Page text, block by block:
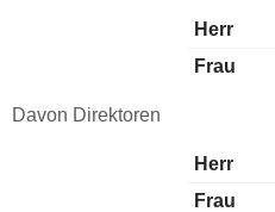
Herr
Frau
Davon Direktoren
Herr
Frau